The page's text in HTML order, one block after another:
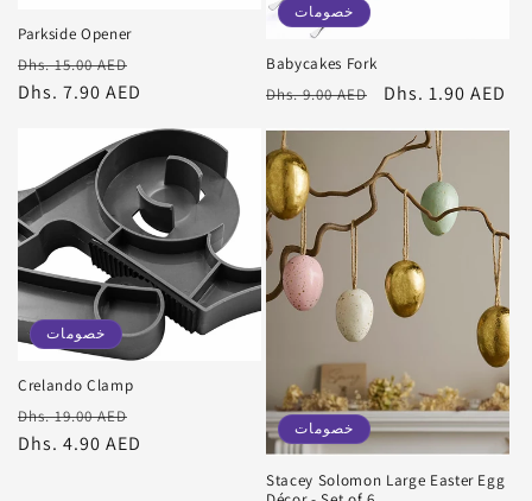
Parkside Opener
سعر
عادي
Dhs. 15.00 AED
Dhs. 7.90 AED
خصومات
Babycakes Fork
سعر
Dhs. 9.00 AED
سعر
Dhs. 1.90 AED
خصومات
Crelando Clamp
سعر
عادي
Dhs. 19.00 AED
Dhs. 4.90 AED
خصومات
Stacey Solomon Large Easter Egg